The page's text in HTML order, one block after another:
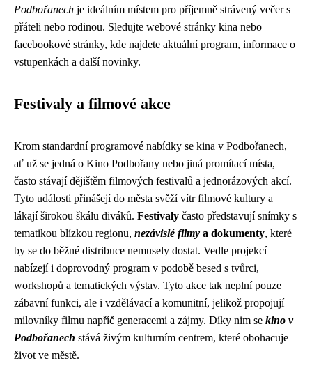
Podbořanech je ideálním místem pro příjemně strávený večer s
přáteli nebo rodinou. Sledujte webové stránky kina nebo
facebookové stránky, kde najdete aktuální program, informace o
vstupenkách a další novinky.
Festivaly a filmové akce
Krom standardní programové nabídky se kina v Podbořanech,
ať už se jedná o Kino Podbořany nebo jiná promítací místa,
často stávají dějištěm filmových festivalů a jednorázových akcí.
Tyto události přinášejí do města svěží vítr filmové kultury a
lákají širokou škálu diváků. Festivaly často představují snímky s
tematikou blízkou regionu, nezávislé filmy a dokumenty, které
by se do běžné distribuce nemusely dostat. Vedle projekcí
nabízejí i doprovodný program v podobě besed s tvůrci,
workshopů a tematických výstav. Tyto akce tak neplní pouze
zábavní funkci, ale i vzdělávací a komunitní, jelikož propojují
milovníky filmu napříč generacemi a zájmy. Díky nim se kino v
Podbořanech stává živým kulturním centrem, které obohacuje
život ve městě.